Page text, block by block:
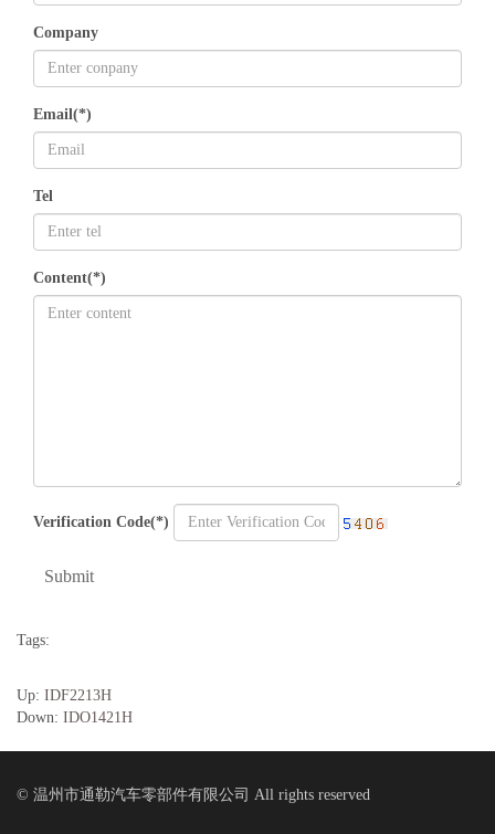
Company
Email(*)
Tel
Content(*)
Verification Code(*)
Submit
Tags:
Up: IDF2213H
Down: IDO1421H
© 温州市通勒汽车零部件有限公司 All rights reserved